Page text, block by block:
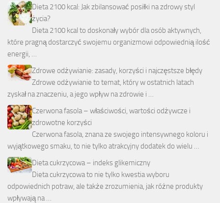
Dieta 2100 kcal: Jak zbilansować posiłki na zdrowy styl
życia?
Dieta 2100 kcal to doskonały wybór dla osób aktywnych,
które pragną dostarczyć swojemu organizmowi odpowiednią ilość
energii, …
Zdrowe odżywianie: zasady, korzyści i najczęstsze błędy
Zdrowe odżywianie to temat, który w ostatnich latach
zyskał na znaczeniu, a jego wpływ na zdrowie i …
Czerwona fasola – właściwości, wartości odżywcze i
zdrowotne korzyści
Czerwona fasola, znana ze swojego intensywnego koloru i
wyjątkowego smaku, to nie tylko atrakcyjny dodatek do wielu …
Dieta cukrzycowa – indeks glikemiczny
Dieta cukrzycowa to nie tylko kwestia wyboru
odpowiednich potraw, ale także zrozumienia, jak różne produkty
wpływają na …